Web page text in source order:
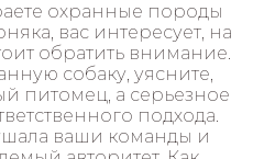
охранные породы
вас интересует, на
обратить внимание.
собаку, уясните,
питомец, а серьезное
подхода.
ваши команды и